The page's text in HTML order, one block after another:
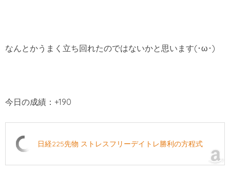
なんとかうまく立ち回れたのではないかと思います(･ω･)
今日の成績：+190
日経225先物 ストレスフリーデイトレ勝利の方程式